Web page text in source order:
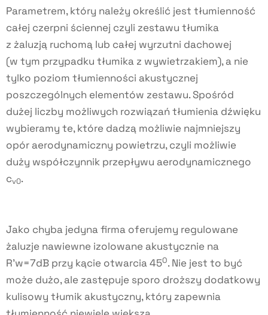
Parametrem, który należy określić jest tłumienność
całej czerpni ściennej czyli zestawu tłumika
z żaluzją ruchomą lub całej wyrzutni dachowej
(w tym przypadku tłumika z wywietrzakiem), a nie
tylko poziom tłumienności akustycznej
poszczególnych elementów zestawu. Spośród
dużej liczby możliwych rozwiązań tłumienia dźwięku
wybieramy te, które dadzą możliwie najmniejszy
opór aerodynamiczny powietrzu, czyli możliwie
duży współczynnik przepływu aerodynamicznego
cv0.
Jako chyba jedyna firma oferujemy regulowane
żaluzje nawiewne izolowane akustycznie na
R’w=7dB przy kącie otwarcia 45O. Nie jest to być
może dużo, ale zastępuje sporo droższy dodatkowy
kulisowy tłumik akustyczny, który zapewnia